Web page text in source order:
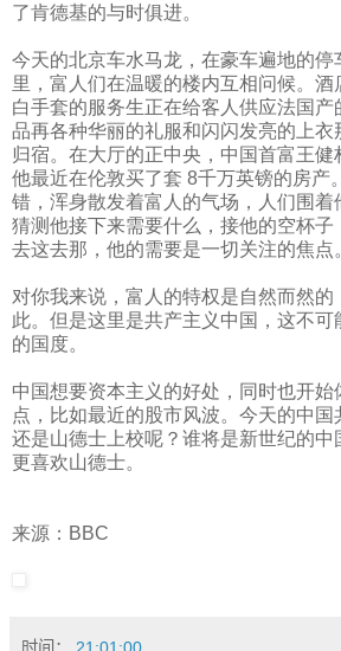
了肯德基的与时俱进。
今天的北京车水马龙，在豪车遍地的停
里，富人们在温暖的楼内互相问候。
白手套的服务生正在给客人供应法国产
品再各种华丽的礼服和闪闪发亮的上衣
归宿。在大厅的正中央，中国首富王健
他最近在伦敦买了套 8千万英镑的房产
错，浑身散发着富人的气场，人们围着
猜测他接下来需要什么，接他的空杯子
去这去那，他的需要是一切关注的焦点
对你我来说，富人的特权是自然而然的
此。但是这里是共产主义中国，这不可
的国度。
中国想要资本主义的好处，同时也开始
点，比如最近的股市风波。今天的中
还是山德士上校呢？谁将是新世纪的中
更喜欢山德士。
来源： BBC
时间： 21:01:00